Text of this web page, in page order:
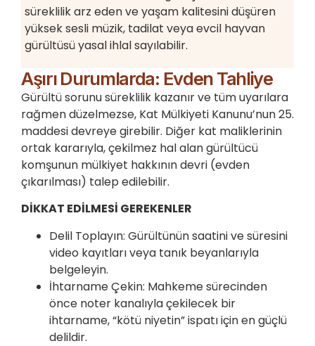
süreklilik arz eden ve yaşam kalitesini düşüren
yüksek sesli müzik, tadilat veya evcil hayvan
gürültüsü yasal ihlal sayılabilir.
Aşırı Durumlarda: Evden Tahliye
Gürültü sorunu süreklilik kazanır ve tüm uyarılara
rağmen düzelmezse, Kat Mülkiyeti Kanunu’nun 25.
maddesi devreye girebilir. Diğer kat maliklerinin
ortak kararıyla, çekilmez hal alan gürültücü
komşunun mülkiyet hakkının devri (evden
çıkarılması) talep edilebilir.
DİKKAT EDİLMESİ GEREKENLER
Delil Toplayın: Gürültünün saatini ve süresini
video kayıtları veya tanık beyanlarıyla
belgeleyin.
İhtarname Çekin: Mahkeme sürecinden
önce noter kanalıyla çekilecek bir
ihtarname, “kötü niyetin” ispatı için en güçlü
delildir.